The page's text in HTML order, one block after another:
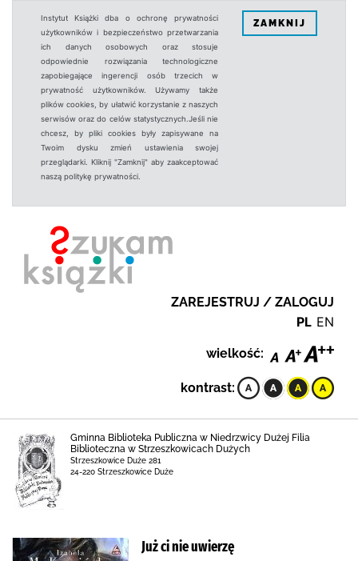
Instytut Książki dba o ochronę prywatności
użytkowników i bezpieczeństwo przetwarzania
ich danych osobowych oraz stosuje
odpowiednie rozwiązania technologiczne
zapobiegające ingerencji osób trzecich w
prywatność użytkowników. Używamy także
plików cookies, by ułatwić korzystanie z naszych
serwisów oraz do celów statystycznych.Jeśli nie
chcesz, by pliki cookies były zapisywane na
Twoim dysku zmień ustawienia swojej
przeglądarki. Kliknij "Zamknij" aby zaakceptować
naszą politykę prywatności.
ZAMKNIJ
ZAREJESTRUJ / ZALOGUJ
PL EN
wielkość:
kontrast:
Gminna Biblioteka Publiczna w Niedrzwicy Dużej Filia
Biblioteczna w Strzeszkowicach Dużych
Strzeszkowice Duże 281
24-220 Strzeszkowice Duże
Już ci nie uwierzę